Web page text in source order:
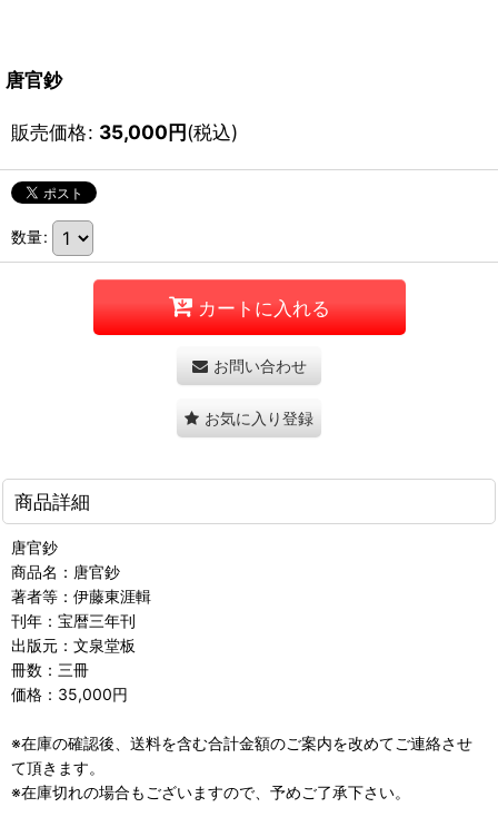
唐官鈔
販売価格: 35,000円(税込)
数量:
カートに入れる
お問い合わせ
お気に入り登録
商品詳細
唐官鈔
商品名：唐官鈔
著者等：伊藤東涯輯
刊年：宝暦三年刊
出版元：文泉堂板
冊数：三冊
価格：35,000円
※在庫の確認後、送料を含む合計金額のご案内を改めてご連絡させ
て頂きます。
※在庫切れの場合もございますので、予めご了承下さい。